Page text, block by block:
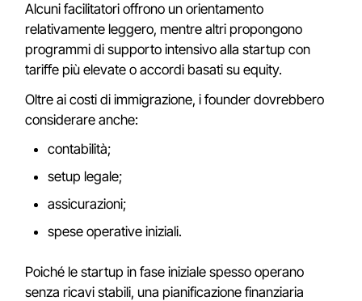
Alcuni facilitatori offrono un orientamento
relativamente leggero, mentre altri propongono
programmi di supporto intensivo alla startup con
tariffe più elevate o accordi basati su equity.
Oltre ai costi di immigrazione, i founder dovrebbero
considerare anche:
contabilità;
setup legale;
assicurazioni;
spese operative iniziali.
Poiché le startup in fase iniziale spesso operano
senza ricavi stabili, una pianificazione finanziaria